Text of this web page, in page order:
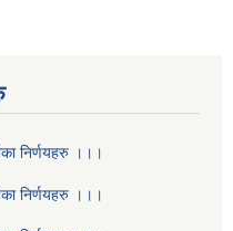
निर्णयहरु ।।।
निर्णयहरु ।।।